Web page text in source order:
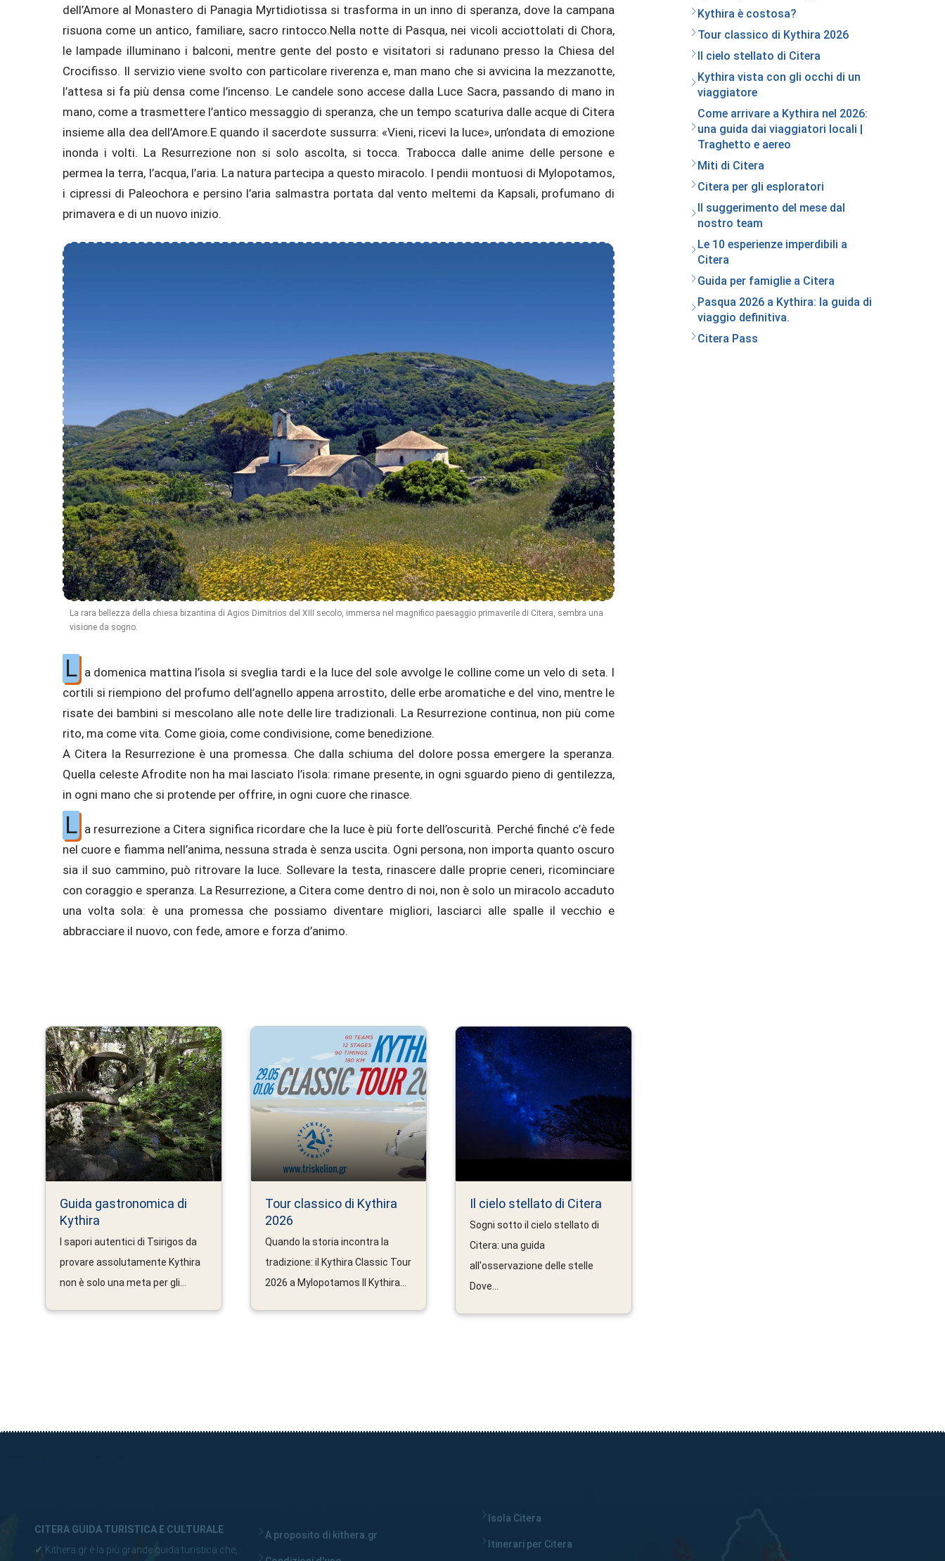
dell’Amore al Monastero di Panagia Myrtidiotissa si trasforma in un inno di speranza, dove la campana
risuona come un antico, familiare, sacro rintocco.Nella notte di Pasqua, nei vicoli acciottolati di Chora,
le lampade illuminano i balconi, mentre gente del posto e visitatori si radunano presso la Chiesa del
Crocifisso. Il servizio viene svolto con particolare riverenza e, man mano che si avvicina la mezzanotte,
l’attesa si fa più densa come l’incenso. Le candele sono accese dalla Luce Sacra, passando di mano in
mano, come a trasmettere l’antico messaggio di speranza, che un tempo scaturiva dalle acque di Citera
insieme alla dea dell’Amore.E quando il sacerdote sussurra: «Vieni, ricevi la luce», un’ondata di emozione
inonda i volti. La Resurrezione non si solo ascolta, si tocca. Trabocca dalle anime delle persone e
permea la terra, l’acqua, l’aria. La natura partecipa a questo miracolo. I pendii montuosi di Mylopotamos,
i cipressi di Paleochora e persino l’aria salmastra portata dal vento meltemi da Kapsali, profumano di
primavera e di un nuovo inizio.
La rara bellezza della chiesa bizantina di Agios Dimitrios del XIII secolo, immersa nel magnifico paesaggio primaverile di Citera, sembra una
visione da sogno.
L a domenica mattina l’isola si sveglia tardi e la luce del sole avvolge le colline come un velo di seta. I
cortili si riempiono del profumo dell’agnello appena arrostito, delle erbe aromatiche e del vino, mentre le
risate dei bambini si mescolano alle note delle lire tradizionali. La Resurrezione continua, non più come
rito, ma come vita. Come gioia, come condivisione, come benedizione.
A Citera la Resurrezione è una promessa. Che dalla schiuma del dolore possa emergere la speranza.
Quella celeste Afrodite non ha mai lasciato l’isola: rimane presente, in ogni sguardo pieno di gentilezza,
in ogni mano che si protende per offrire, in ogni cuore che rinasce.
L a resurrezione a Citera significa ricordare che la luce è più forte dell’oscurità. Perché finché c’è fede
nel cuore e fiamma nell’anima, nessuna strada è senza uscita. Ogni persona, non importa quanto oscuro
sia il suo cammino, può ritrovare la luce. Sollevare la testa, rinascere dalle proprie ceneri, ricominciare
con coraggio e speranza. La Resurrezione, a Citera come dentro di noi, non è solo un miracolo accaduto
una volta sola: è una promessa che possiamo diventare migliori, lasciarci alle spalle il vecchio e
abbracciare il nuovo, con fede, amore e forza d’animo.
Guida gastronomica di
Kythira
I sapori autentici di Tsirigos da
provare assolutamente Kythira
non è solo una meta per gli...
Tour classico di Kythira
2026
Quando la storia incontra la
tradizione: il Kythira Classic Tour
2026 a Mylopotamos Il Kythira...
Il cielo stellato di Citera
Sogni sotto il cielo stellato di
Citera: una guida
all'osservazione delle stelle
Dove...
Kythira è costosa?
Tour classico di Kythira 2026
Il cielo stellato di Citera
Kythira vista con gli occhi di un
viaggiatore
Come arrivare a Kythira nel 2026:
una guida dai viaggiatori locali |
Traghetto e aereo
Miti di Citera
Citera per gli esploratori
Il suggerimento del mese dal
nostro team
Le 10 esperienze imperdibili a
Citera
Guida per famiglie a Citera
Pasqua 2026 a Kythira: la guida di
viaggio definitiva.
Citera Pass
CITERA GUIDA TURISTICA E CULTURALE
✓ Kithera.gr è la più grande guida turistica che,
A proposito di kithera.gr
Isola Citera
Itinerari per Citera